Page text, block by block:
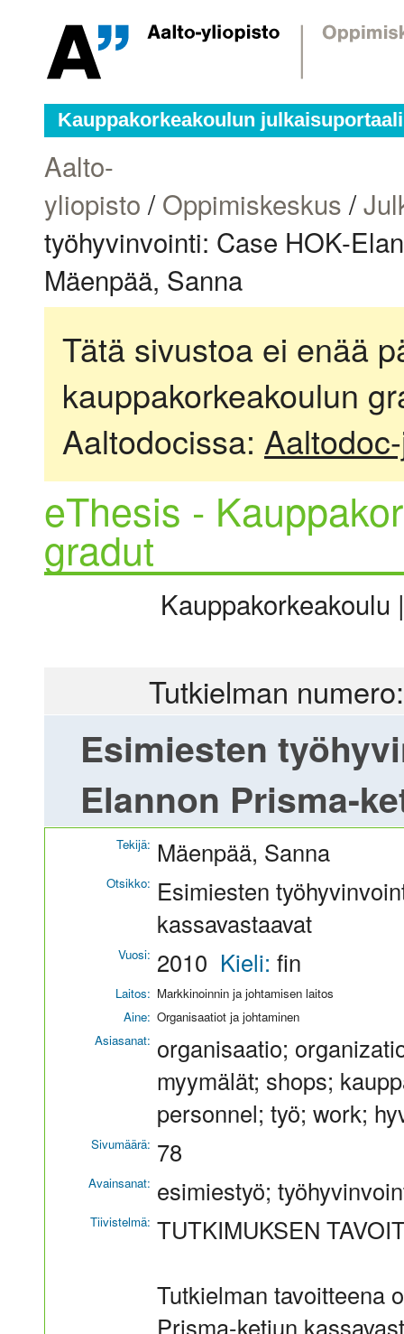
Kauppakorkeakoulun julkaisuportaali
Aalto-
yliopisto /Oppimiskeskus /
työhyvinvointi: Case HOK-
Mäenpää, Sanna
Tätä sivustoa ei enää
kauppakorkeakoulun
Aaltodocissa:
eThesis -
gradut
Tutkielman
Esimiesten
Elannon Prisma-
Tekijä: Mäenpää, Sanna
Otsikko: Esimiesten
kassavastaavat
Vuosi: 2010 Kieli: fin
Laitos: Markkinoinnin ja johtamisen laitos
Aine: Organisaatiot ja johtaminen
Asiasanat: organisaatio;
myymälät; shops;
personnel; työ; work;
Sivumäärä: 78
Avainsanat: esimiestyö;
Tiivistelmä: TUTKIMUKSEN
Tutkielman tavoitteena
Prisma-ketjun